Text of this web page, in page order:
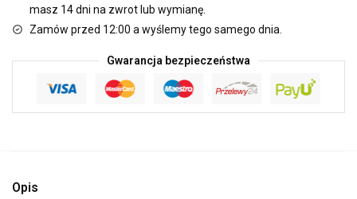
masz 14 dni na zwrot lub wymianę.
Zamów przed 12:00 a wyślemy tego samego dnia.
Gwarancja bezpieczeństwa
Opis